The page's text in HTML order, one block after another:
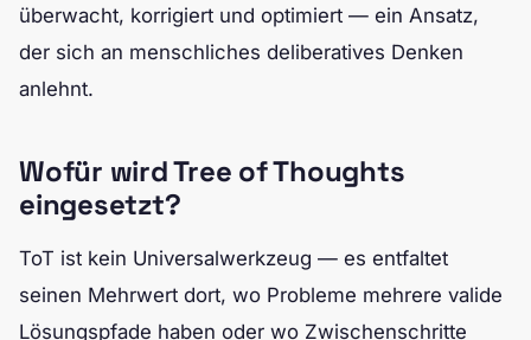
überwacht, korrigiert und optimiert — ein Ansatz,
der sich an menschliches deliberatives Denken
anlehnt.
Wofür wird Tree of Thoughts
eingesetzt?
ToT ist kein Universalwerkzeug — es entfaltet
seinen Mehrwert dort, wo Probleme mehrere valide
Lösungspfade haben oder wo Zwischenschritte